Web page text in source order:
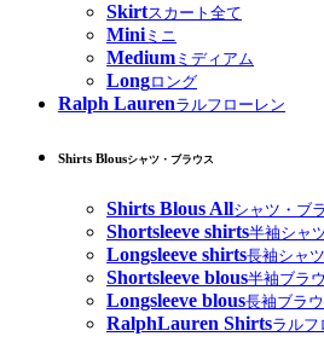
Skirtスカート全て
Miniミニ
Medium ミディアム
Longロング
Ralph Laurenラルフローレン
Shirts Blousシャツ・ブラウス
Shirts Blous Allシャツ・ブ
Shortsleeve shirts半袖シャ
Longsleeve shirts長袖シャツ
Shortsleeve blous半袖ブラ
Longsleeve blous長袖ブラ
RalphLauren Shirtsラルフ